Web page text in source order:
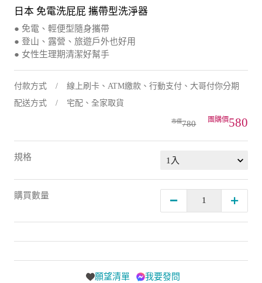
日本 免電洗屁屁 攜帶型洗淨器
● 免電、輕便型隨身攜帶
● 登山、露營、旅遊戶外也好用
● 女性生理期清潔好幫手
付款方式
線上刷卡、ATM繳款、行動支付、大哥付你分期
配送方式
宅配、全家取貨
780 580
規格
購買數量
願望清單 我要發問